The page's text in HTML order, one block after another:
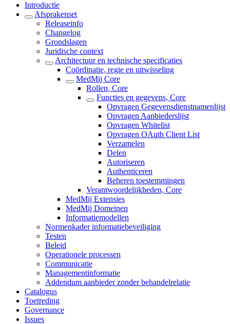
Introductie
Afsprakenset
Releaseinfo
Changelog
Grondslagen
Juridische context
Architectuur en technische specificaties
Coördinatie, regie en uitwisseling
MedMij Core
Rollen, Core
Functies en gegevens, Core
Opvragen Gegevensdienstnamenlijst
Opvragen Aanbiederslijst
Opvragen Whitelist
Opvragen OAuth Client List
Verzamelen
Delen
Autoriseren
Authenticeren
Beheren toestemmingen
Verantwoordelijkheden, Core
MedMij Extensies
MedMij Domeinen
Informatiemodellen
Normenkader informatiebeveiliging
Testen
Beleid
Operationele processen
Communicatie
Managementinformatie
Addendum aanbieder zonder behandelrelatie
Catalogus
Toetreding
Governance
Issues